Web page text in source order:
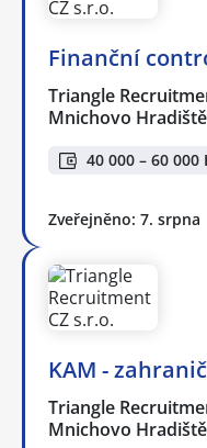
Finanční
Triangle
Mnichovo Hradiště
40 000 – 60 000
Zveřejněno: 7. srpna
KAM -
Triangle
Mnichovo Hradiště